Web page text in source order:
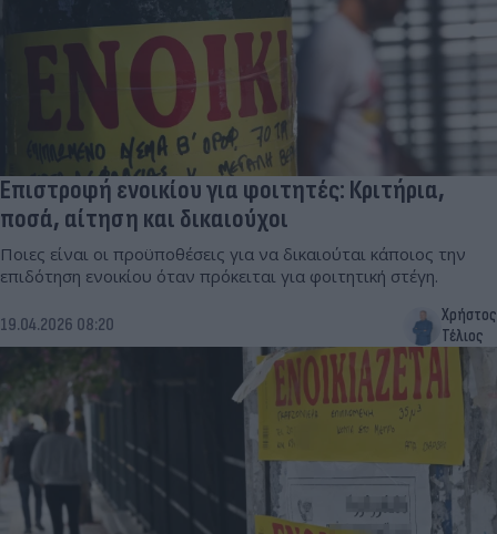
Επιστροφή ενοικίου για φοιτητές: Κριτήρια,
ποσά, αίτηση και δικαιούχοι
Ποιες είναι οι προϋποθέσεις για να δικαιούται κάποιος την
επιδότηση ενοικίου όταν πρόκειται για φοιτητική στέγη.
19.04.2026 08:20
Χρήστος
Τέλιος